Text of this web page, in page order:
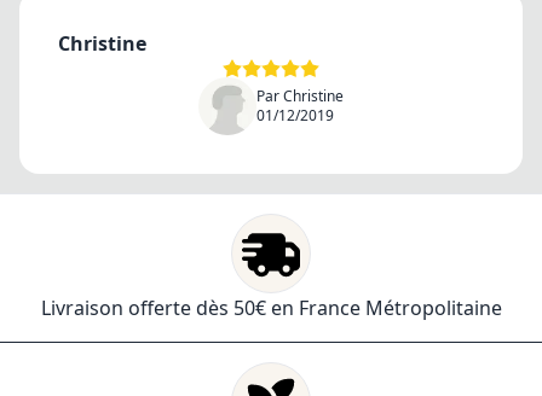
Christine
Par Christine
01/12/2019
Livraison offerte dès 50€ en France Métropolitaine